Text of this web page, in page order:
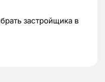
застройщика в